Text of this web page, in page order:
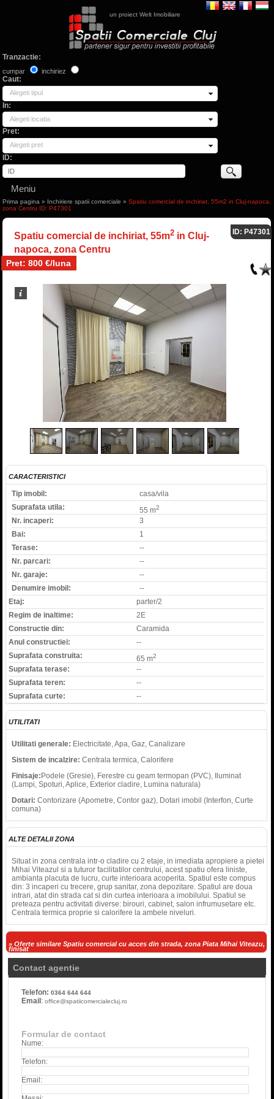
un proiect Welt Imobiliare
Tranzactie:
cumpar inchiriez
Caut:
Alegeti tipul
In:
Alegeti locatia
Pret:
Alegeti pret
ID:
Meniu
Prima pagina » Inchiriere spatii comerciale »Spatiu comercial de inchiriat, 55m2 in Cluj-napoca,
zona Centru ID: P47301
Spatiu comercial de inchiriat, 55m2in Cluj-
napoca, zona Centru
Pret: 800 €/luna
ID: P47301
CARACTERISTICI
Tip imobil:
casa/vila
Suprafata utila:
55 m2
Nr. incaperi:
3
Bai:
1
Terase:
--
Nr. parcari:
--
Nr. garaje:
--
Denumire imobil:
--
Etaj:
parter/2
Regim de inaltime:
2E
Constructie din:
Caramida
Anul constructiei:
--
Suprafata construita:
65 m2
Suprafata terase:
--
Suprafata teren:
--
Suprafata curte:
--
UTILITATI
Utilitati generale: Electricitate, Apa, Gaz, Canalizare
Sistem de incalzire: Centrala termica, Calorifere
Finisaje: Podele (Gresie), Ferestre cu geam termopan (PVC), Iluminat
(Lampi, Spoturi, Aplice, Exterior cladire, Lumina naturala)
Dotari: Contorizare (Apometre, Contor gaz), Dotari imobil (Interfon, Curte
comuna)
ALTE DETALII ZONA
Situat in zona centrala intr-o cladire cu 2 etaje, in imediata apropiere a pietei
Mihai Viteazul si a tuturor facilitatilor centrului, acest spatiu ofera liniste,
ambianta placuta de lucru, curte interioara acoperita. Spatiul este compus
din: 3 incaperi cu trecere, grup sanitar, zona depozitare. Spatiul are doua
intrari, atat din strada cat si din curtea interioara a imobilului. Spatiul se
preteaza pentru activitati diverse: birouri, cabinet, salon infrumusetare etc.
Centrala termica proprie si calorifere la ambele niveluri.
» Oferte similare Spatiu comercial cu acces din strada, zona Piata Mihai Viteazu,
finisat
Contact agentie
Telefon:0364 644 644
Email :office@spatiicomercialecluj.ro
Formular de contact
Nume:
Telefon:
Email: